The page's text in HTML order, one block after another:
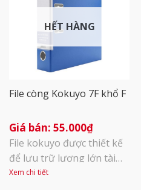
liệu với độ dày 40mm. Có
thể chứa 10 tờ [...]
HẾT HÀNG
File còng Kokuyo 7F khổ F
55.000₫
File kokuyo được thiết kế
để lưu trữ lượng lớn tài
liệu. Kẹp nhựa chặn tài
Xem chi tiết